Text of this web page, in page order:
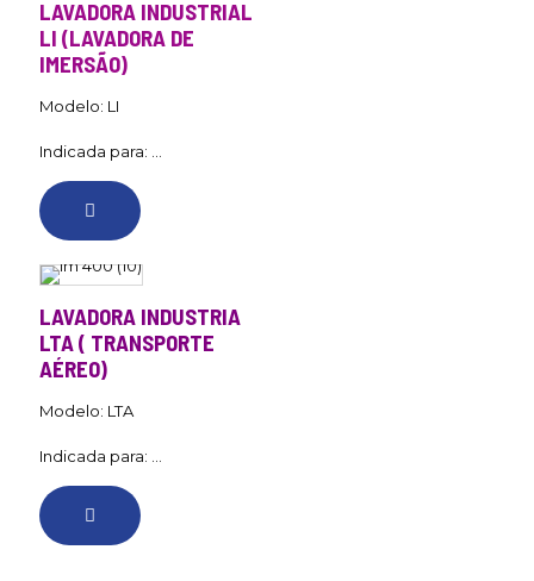
LAVADORA INDUSTRIAL
LI (LAVADORA DE
IMERSÃO)
Modelo: LI
Indicada para: ...
LAVADORA INDUSTRIA
LTA ( TRANSPORTE
AÉREO)
Modelo: LTA
Indicada para: ...